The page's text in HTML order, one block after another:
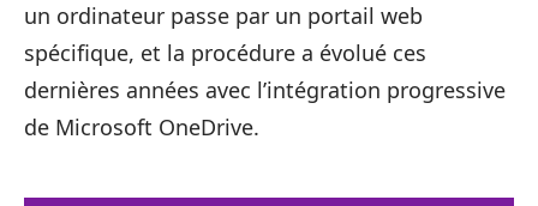
un ordinateur passe par un portail web
spécifique, et la procédure a évolué ces
dernières années avec l’intégration progressive
de Microsoft OneDrive.